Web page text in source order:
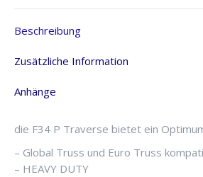
Beschreibung
Zusätzliche Information
Anhänge
die F34 P Traverse bietet ein
– Global Truss und Euro Truss
– HEAVY DUTY